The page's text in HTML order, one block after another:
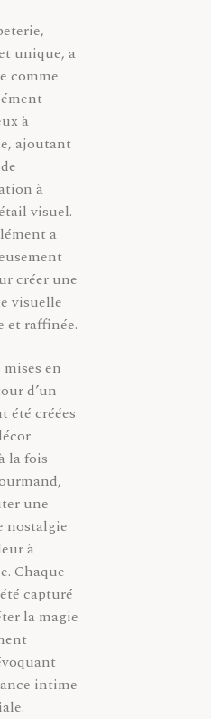
unique, a
comme
à
ajoutant
à
visuel.
a
créer une
visuelle
et raffinée.
en
d’un
été créées
la fois
une
nostalgie
à
Chaque
capturé
la magie
intime